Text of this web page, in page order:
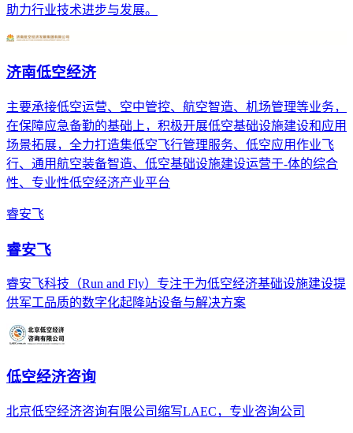
助力行业技术进步与发展。
济南低空经济
主要承接低空运营、空中管控、航空智造、机场管理等业务，
在保障应急备勤的基础上，积极开展低空基础设施建设和应用
场景拓展，全力打造集低空飞行管理服务、低空应用作业飞
行、通用航空装备智造、低空基础设施建设运营于-体的综合
性、专业性低空经济产业平台
睿安飞
睿安飞
睿安飞科技（Run and Fly）专注于为低空经济基础设施建设提
供军工品质的数字化起降站设备与解决方案
低空经济咨询
北京低空经济咨询有限公司缩写LAEC，专业咨询公司